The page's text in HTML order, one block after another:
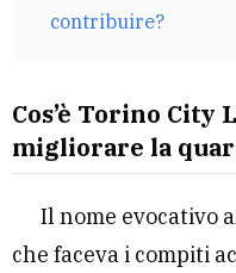
contribuire?
Cos’è Torino City
migliorare la
Il nome evocativo
che faceva i compiti